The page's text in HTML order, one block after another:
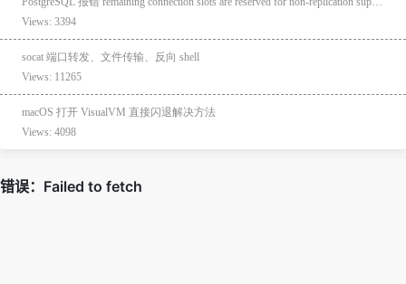
Views: 3394
socat 端口转发、文件传输、反向 shell
Views: 11265
macOS 打开 VisualVM 直接闪退解决方法
Views: 4098